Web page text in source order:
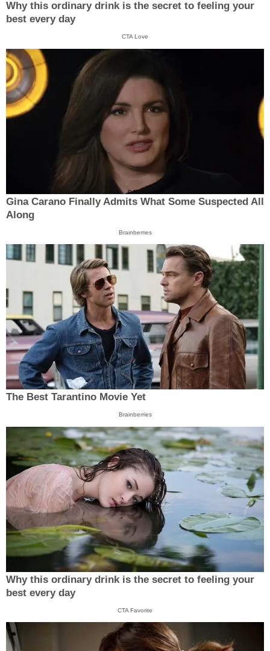
Why this ordinary drink is the secret to feeling your
best every day
CTA Love
Gina Carano Finally Admits What Some Suspected All
Along
Brainberries
The Best Tarantino Movie Yet
Brainberries
Why this ordinary drink is the secret to feeling your
best every day
CTA Favorite